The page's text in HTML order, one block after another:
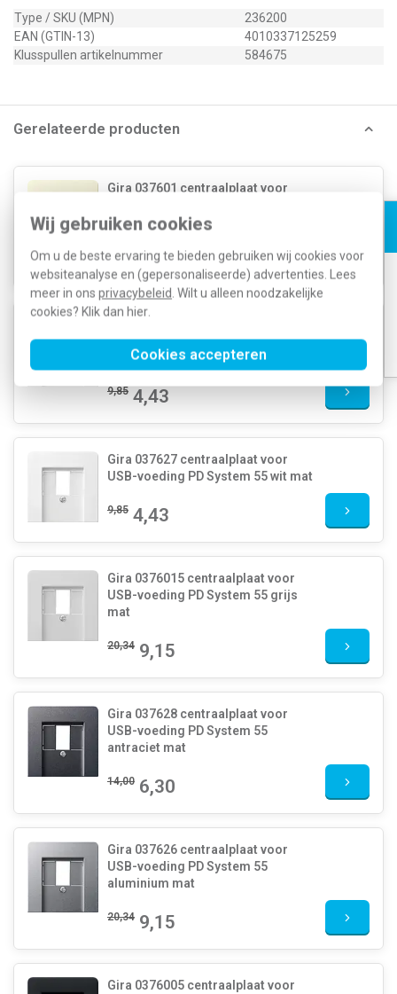
Wij gebruiken cookies
Om u de beste ervaring te bieden gebruiken wij cookies voor
websiteanalyse en (gepersonaliseerde) advertenties. Lees
meer in ons privacybeleid. Wilt u alleen noodzakelijke
cookies? Klik dan hier.
Cookies accepteren
Type / SKU (MPN)
236200
EAN (GTIN-13)
4010337125259
Klusspullen artikelnummer
584675
Gerelateerde producten
Gira 037601 centraalplaat voor
glans
9,85 4,43
USB-voeding PD System 55 wit
glans
9,85 4,43
Gira 037627 centraalplaat voor
USB-voeding PD System 55 wit mat
9,85 4,43
Gira 0376015 centraalplaat voor
USB-voeding PD System 55 grijs
mat
20,34 9,15
Gira 037628 centraalplaat voor
USB-voeding PD System 55
antraciet mat
14,00 6,30
Gira 037626 centraalplaat voor
USB-voeding PD System 55
aluminium mat
20,34 9,15
Gira 0376005 centraalplaat voor